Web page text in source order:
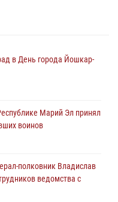
в День города Йошкар-
Марий Эл принял
воинов
полковник Владислав
ведомства с